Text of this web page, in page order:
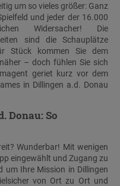
um so vieles größer: Ganz
und jeder der 16.000
Widersacher! Die
sind die Schauplätze
Stück kommen Sie dem
– doch fühlen Sie sich
geriet kurz vor dem
in Dillingen a.d. Donau
Donau: So
Wunderbar! Mit wenigen
eingewählt und Zugang zu
um Ihre Mission in Dillingen
von Ort zu Ort und